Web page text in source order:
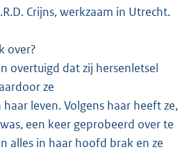
Crijns, werkzaam in Utrecht.
over?
overtuigd dat zij hersenletsel
ze
leven. Volgens haar heeft ze,
een keer geprobeerd over te
alles in haar hoofd brak en ze